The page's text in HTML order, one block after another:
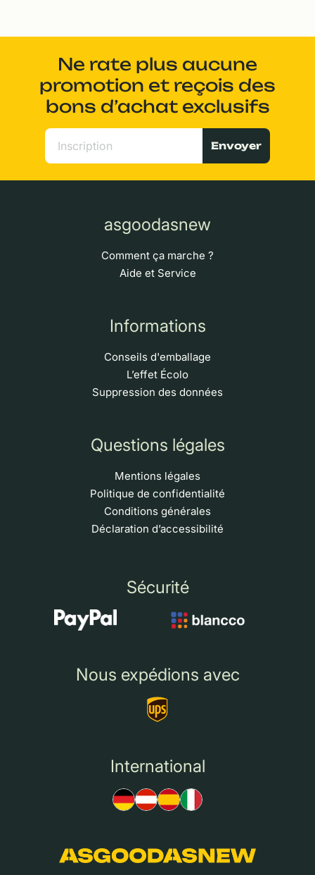
Ne rate plus aucune
promotion et reçois des
bons d’achat exclusifs
Envoyer
asgoodasnew
Comment ça marche ?
Aide et Service
Informations
Conseils d'emballage
L’effet Écolo
Suppression des données
Questions légales
Mentions légales
Politique de confidentialité
Conditions générales
Déclaration d’accessibilité
Sécurité
Nous expédions avec
International